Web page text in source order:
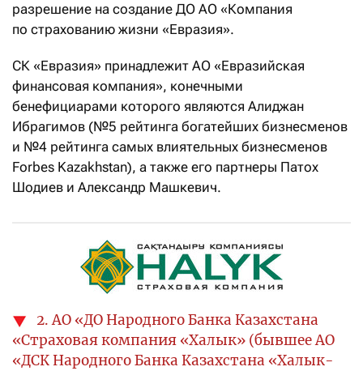
разрешение на создание ДО АО «Компания
по страхованию жизни «Евразия».
СК «Евразия» принадлежит АО «Евразийская
финансовая компания», конечными
бенефициарами которого являются Алиджан
Ибрагимов (№5 рейтинга богатейших бизнесменов
и №4 рейтинга самых влиятельных бизнесменов
Forbes Kazakhstan), а также его партнеры Патох
Шодиев и Александр Машкевич.
2. АО «ДО Народного Банка Казахстана
«Страховая компания «Халык» (бывшее АО
«ДСК Народного Банка Казахстана «Халык-